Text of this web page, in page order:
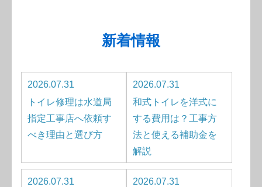
新着情報
2026.07.31
トイレ修理は水道局
指定工事店へ依頼す
べき理由と選び方
2026.07.31
和式トイレを洋式に
する費用は？工事方
法と使える補助金を
解説
2026.07.31
2026.07.31